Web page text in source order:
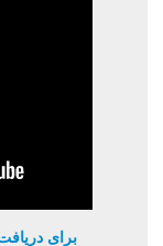
برای